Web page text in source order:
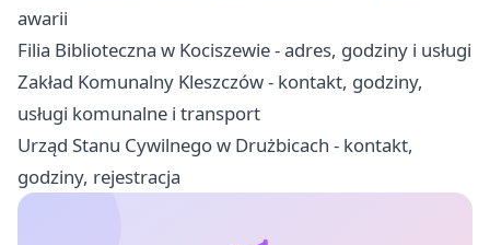
awarii
Filia Biblioteczna w Kociszewie - adres, godziny i usługi
Zakład Komunalny Kleszczów - kontakt, godziny,
usługi komunalne i transport
Urząd Stanu Cywilnego w Drużbicach - kontakt,
godziny, rejestracja